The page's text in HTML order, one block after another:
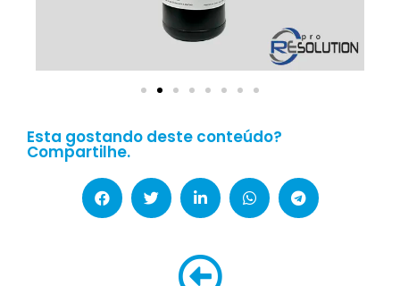
Esta gostando deste conteúdo?
Compartilhe.